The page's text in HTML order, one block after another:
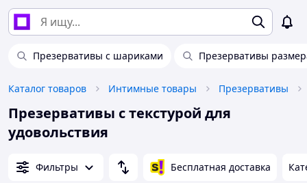
Презервативы с шариками Презервативы
Каталог товаров Интимные товары Презервативы
Презервативы с текстурой для
удовольствия
Фильтры Бесплатная доставка